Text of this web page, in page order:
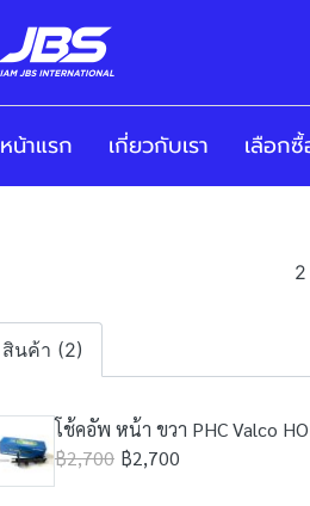
หน้าแรก เกี่ยวกับเรา เลือก
สินค้า (2)
โช้คอัพ หน้า ขวา PHC Valco
฿2,700 ฿2,700